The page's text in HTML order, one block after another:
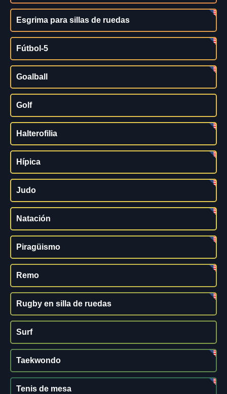
Esgrima para sillas de ruedas
Fútbol-5
Goalball
Golf
Halterofilia
Hípica
Judo
Natación
Piragüismo
Remo
Rugby en silla de ruedas
Surf
Taekwondo
Tenis de mesa